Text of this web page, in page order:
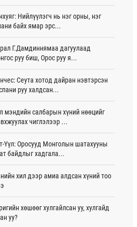
цаг 46 мин
Н.Амарзаяа: 32 хуудастай
дэвтэр долоо хоногт л дүүрдэг
цаг 55 мин
байна
12 цаг 01 мин
80 мянган евро хандивлажээ
11 цаг 30 мин
өртэй шатахуун импортлогч ААН-
дансыг битүүмжлэхгүй
11 цаг 20 мин
аагим халуун өдрүүд үргэлжилсээр
11 цаг 20 мин
шигшээ баг Азийн наадам-д
Нийлүүлэгч нь нэг орны, нэг
байх ямар эрс...
Г.Дамдиннямаа дагуулаад
руу биш, Орос руу я...
Сеута хотод дайран нэвтэрсэн
руу халдсан...
мэндийн салбарын хүний нөөцийг
чиглэлээр ...
Үүл: Оросууд Монголын шатахууны
байдлыг хадгала...
хил дээр амиа алдсан хүний тоо
хөшөөг хулгайлсан уу, хулгайд
уу?